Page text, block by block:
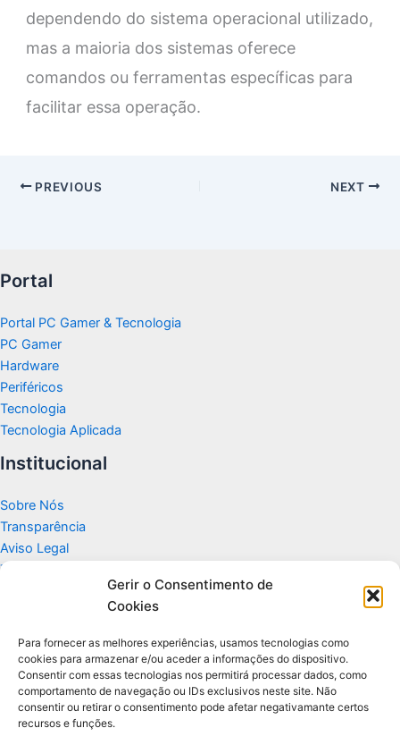
Gerir o Consentimento de
Cookies
Para fornecer as melhores experiências, usamos tecnologias como
cookies para armazenar e/ou aceder a informações do dispositivo.
Consentir com essas tecnologias nos permitirá processar dados, como
comportamento de navegação ou IDs exclusivos neste site. Não
consentir ou retirar o consentimento pode afetar negativamante certos
recursos e funções.
dependendo do sistema operacional utilizado,
mas a maioria dos sistemas oferece
comandos ou ferramentas específicas para
facilitar essa operação.
PREVIOUS NEXT
Portal
Portal PC Gamer & Tecnologia
PC Gamer
Hardware
Periféricos
Tecnologia
Tecnologia Aplicada
Institucional
Sobre Nós
Transparência
Aviso Legal
Termos de Uso
Politicas de Privacidade e Cookies
Apoio
Glossário de Tecnologia
Portal editorial independente sobre tecnologia, PC Gamer e guias